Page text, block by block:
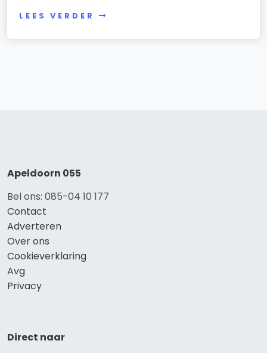
LEES VERDER
Apeldoorn 055
Bel ons: 085-04 10 177
Contact
Adverteren
Over ons
Cookieverklaring
Avg
Privacy
Direct naar